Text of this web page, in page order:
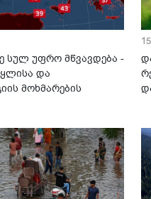
სულ უფრო მწვავდება -
და
მოხმარების